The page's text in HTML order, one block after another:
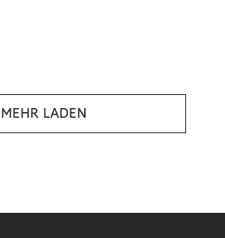
MEHR LADEN